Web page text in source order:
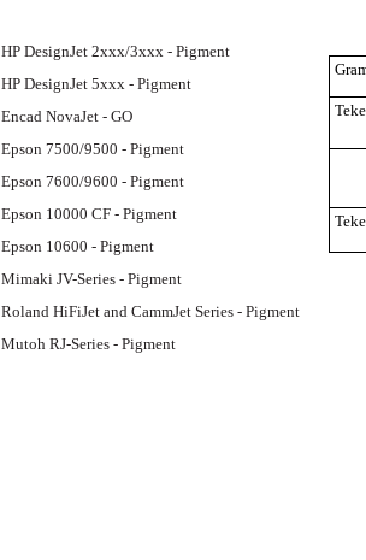
HP DesignJet 2xxx/3xxx - Pigment
HP DesignJet 5xxx - Pigment
Encad NovaJet - GO
Epson 7500/9500 - Pigment
Epson 7600/9600 - Pigment
Epson 10000 CF - Pigment
Epson 10600 - Pigment
Mimaki JV-Series - Pigment
Roland HiFiJet and CammJet Series - Pigment
Mutoh RJ-Series - Pigment